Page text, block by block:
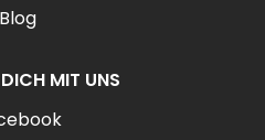
Blog
MIT UNS